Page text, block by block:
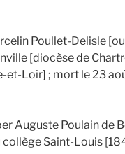
Poullet-Delisle
[diocèse de
et-Loir] ; mort le 23
Auguste Poulain de
collège Saint-Louis